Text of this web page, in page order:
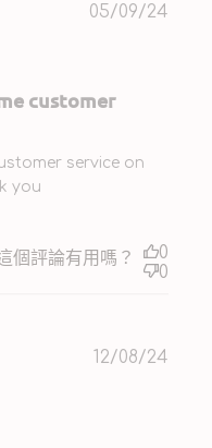
customer
service on
you
05/09/24
個評論有用嗎？
0
0
12/08/24